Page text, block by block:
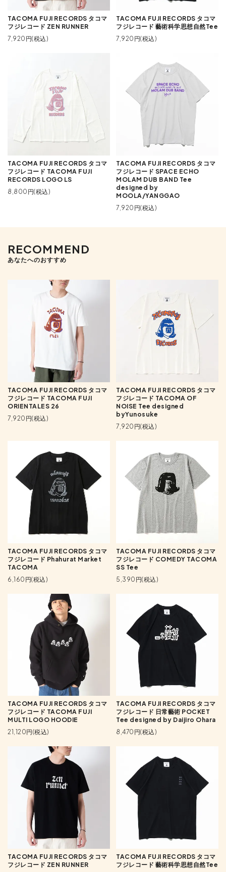
TACOMA FUJI RECORDS タコマ
フジレコード ZEN RUNNER
7,920円(税込)
TACOMA FUJI RECORDS タコマ
フジレコード 藝術科学思想自然Tee
7,920円(税込)
TACOMA FUJI RECORDS タコマ
フジレコード TACOMA FUJI
RECORDS LOGO LS
8,800円(税込)
TACOMA FUJI RECORDS タコマ
フジレコード SPACE ECHO
MOLAM DUB BAND Tee
designed by
MOOLA/YANGGAO
7,920円(税込)
RECOMMEND
あなたへのおすすめ
TACOMA FUJI RECORDS タコマ
フジレコード TACOMA FUJI
ORIENTALES 26
7,920円(税込)
TACOMA FUJI RECORDS タコマ
フジレコード TACOMA OF
NOISE Tee designed
byYunosuke
7,920円(税込)
TACOMA FUJI RECORDS タコマ
フジレコード Phahurat Market
TACOMA
6,160円(税込)
TACOMA FUJI RECORDS タコマ
フジレコード COMEDY TACOMA
SS Tee
5,390円(税込)
TACOMA FUJI RECORDS タコマ
フジレコード TACOMA FUJI
MULTI LOGO HOODIE
21,120円(税込)
TACOMA FUJI RECORDS タコマ
フジレコード 日常藝術 POCKET
Tee designed by Daijiro Ohara
8,470円(税込)
TACOMA FUJI RECORDS タコマ
フジレコード ZEN RUNNER
TACOMA FUJI RECORDS タコマ
フジレコード 藝術科学思想自然Tee